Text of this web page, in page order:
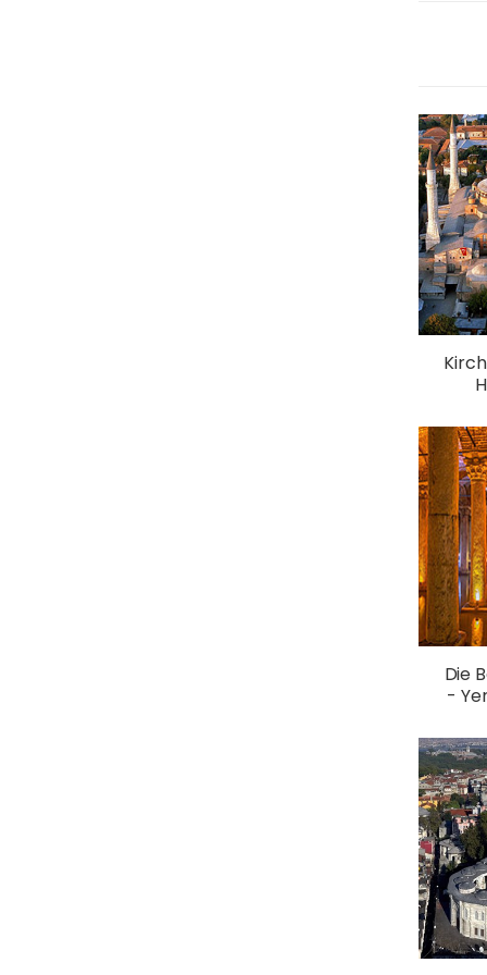
Die
-